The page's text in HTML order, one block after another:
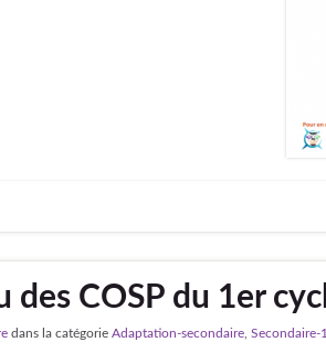
des COSP du 1er
dans la catégorie Adaptation-secondaire Secondaire-